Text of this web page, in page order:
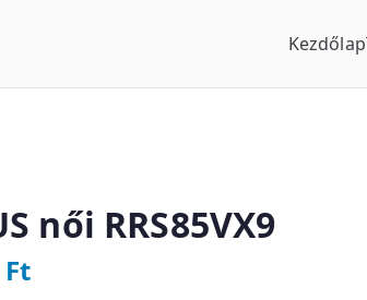
Kezdőlap
női RRS85VX9
Ft